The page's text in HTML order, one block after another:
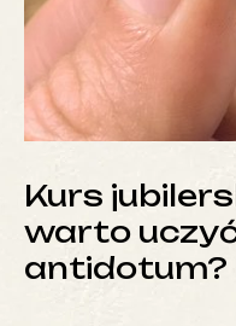
Kurs
warto
antidotum?